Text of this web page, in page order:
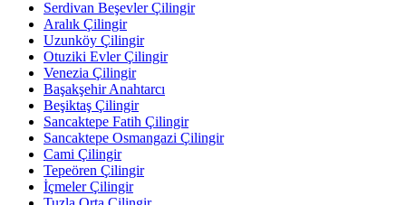
Serdivan Beşevler Çilingir
Aralık Çilingir
Uzunköy Çilingir
Otuziki Evler Çilingir
Venezia Çilingir
Başakşehir Anahtarcı
Beşiktaş Çilingir
Sancaktepe Fatih Çilingir
Sancaktepe Osmangazi Çilingir
Cami Çilingir
Tepeören Çilingir
İçmeler Çilingir